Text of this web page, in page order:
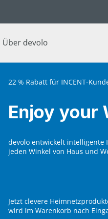
Über devolo
22 % Rabatt für INCENT-
Enjoy your
devolo entwickelt intelligente
jeden Winkel von Haus und
Jetzt clevere
wird im Warenkorb nach